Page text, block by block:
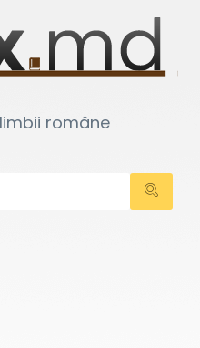
române